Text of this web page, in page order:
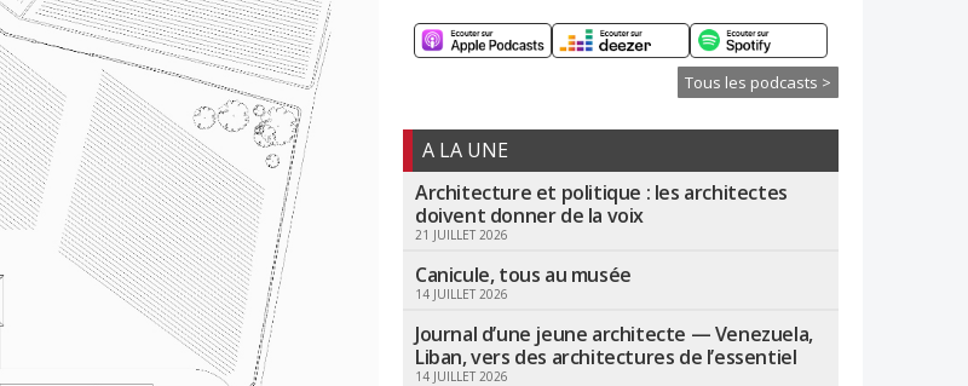
Tous les podcasts >
A LA UNE
Architecture et politique : les architectes
doivent donner de la voix
21 JUILLET 2026
Canicule, tous au musée
14 JUILLET 2026
Journal d’une jeune architecte — Venezuela,
Liban, vers des architectures de l’essentiel
14 JUILLET 2026